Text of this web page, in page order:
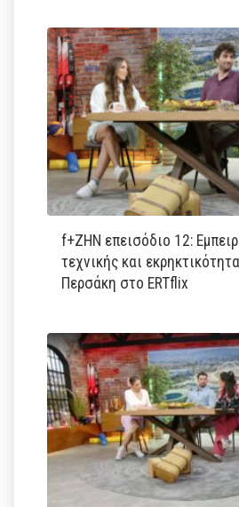
f+ΖΗΝ επεισόδιο 12:
τεχνικής και
Περσάκη στο ERTflix